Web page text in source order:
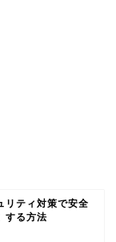
リティ対策で安全
する方法